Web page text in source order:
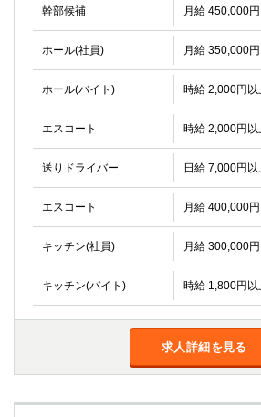
幹部候補 月給 450,000
ホール(社員) 月給 350,000
ホール(バイト) 時給 2,000円以
エスコート 時給 2,000円以
送りドライバー 日給 7,000円以
エスコート 月給 400,000
キッチン(社員) 月給 300,000
キッチン(バイト) 時給 1,800円以
求人詳細を見る